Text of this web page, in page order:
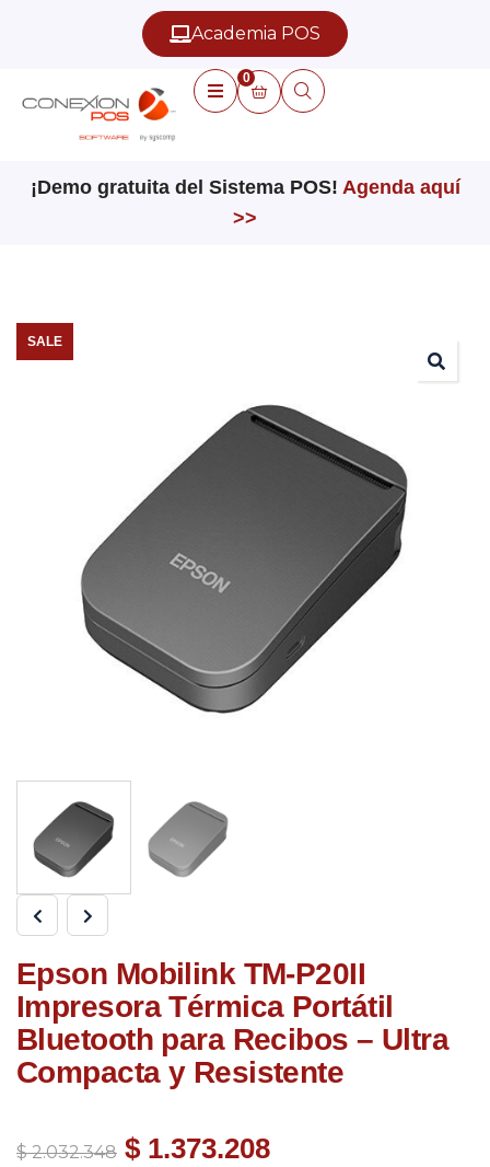
Academia POS
0
¡Demo gratuita del Sistema POS! Agenda aquí
>>
SALE
Epson Mobilink TM-P20II
Impresora Térmica Portátil
Bluetooth para Recibos – Ultra
Compacta y Resistente
$2.032.348 $ 1.373.208